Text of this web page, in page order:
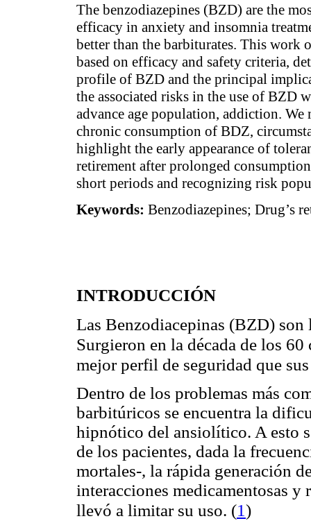
The benzodiazepines (BZD) are the
efficacy in anxiety and insomnia
better than the barbiturates. This work
based on efficacy and safety criteria,
profile of BZD and the principal
the associated risks in the use of BZD
advance age population, addiction.
chronic consumption of BDZ,
highlight the early appearance of
retirement after prolonged
short periods and recognizing risk
Keywords: Benzodiazepines; Drug’s
INTRODUCCIÓN
Las Benzodiacepinas (BZD)
Surgieron en la década de los
mejor perfil de seguridad que
Dentro de los problemas más
barbitúricos se encuentra la
hipnótico del ansiolítico. A esto
de los pacientes, dada la
mortales-, la rápida generación
interacciones medicamentosas y
llevó a limitar su uso. (1)